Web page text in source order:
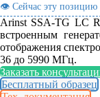
👁 Сейчас эту позицию
Arinst SSA-TG LC
встроенным
отображения
36 до 5990 МГц.
Заказать
Бесплатный образец